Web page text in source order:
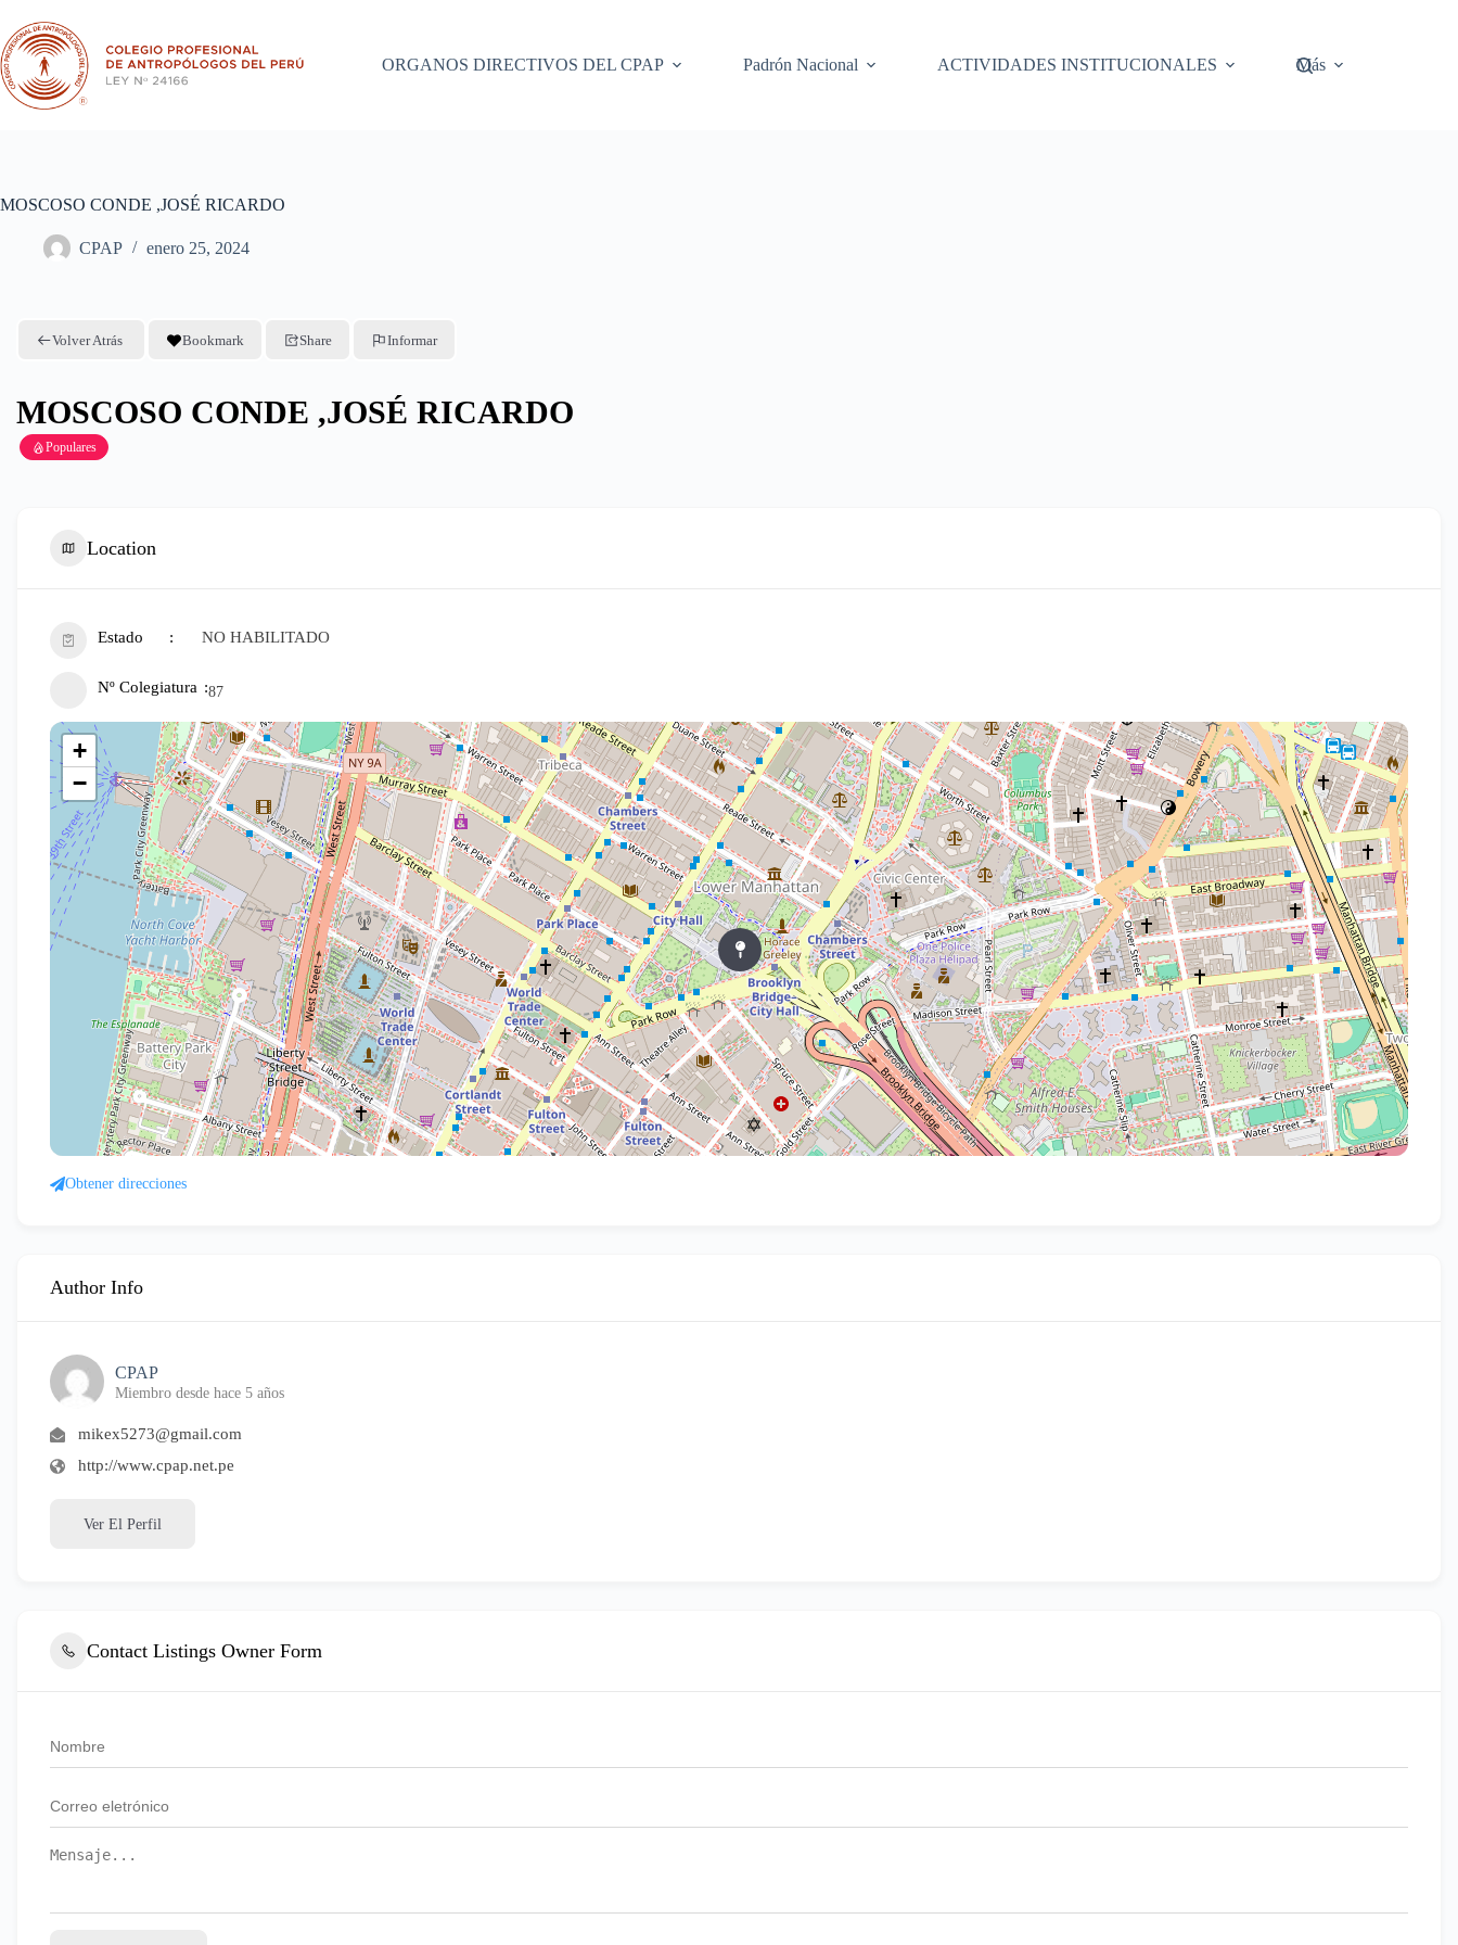
contenido
ORGANOS DIRECTIVOS DEL CPAP
Padrón Nacional ACTIVIDADES INSTITUCIONALES Más
MOSCOSO CONDE ,JOSÉ RICARDO
CPAP enero 25, 2024
Volver Atrás Bookmark Share Informar
MOSCOSO CONDE ,JOSÉ RICARDO
Populares
Location
Estado NO HABILITADO
Nº Colegiatura 87
+
−
Obtener direcciones
Author Info
CPAP
Miembro desde hace 5 años
mikex5273@gmail.com
http://www.cpap.net.pe
Ver El Perfil
Contact Listings Owner Form